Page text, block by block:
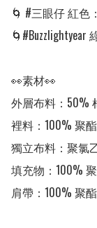
🌀 #三眼仔 紅色
🌀#Buzzlightyear
👀素材👀
外層布料：50%
裡料：100% 聚
獨立布料：聚氯
填充物：100%
肩帶：100% 聚